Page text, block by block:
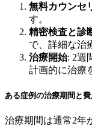
無料カウンセ
す。
精密検査と診
で、詳細な治
治療開始: 2週
計画的に治療
ある症例の治療期間と費
治療期間は通常2年